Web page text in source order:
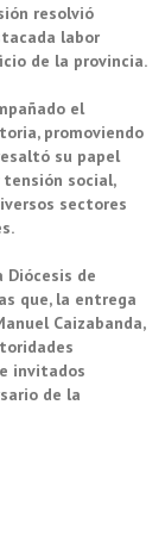
resolvió
labor
de la provincia.
el
promoviendo
su papel
social,
sectores
de
que, la entrega
Caizabanda,
invitados
de la